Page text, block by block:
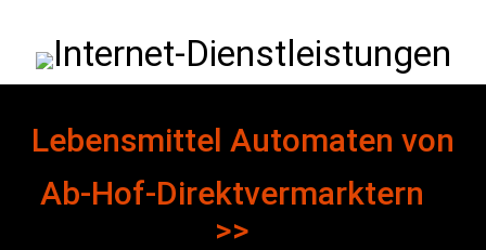
Internet-Dienstleistungen
Lebensmittel Automaten von
Ab-Hof-Direktvermarktern
>>